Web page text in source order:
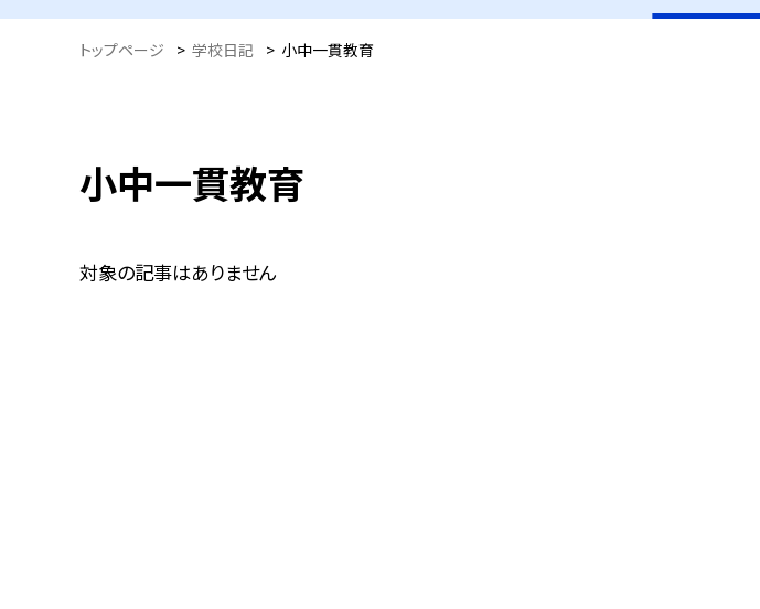
トップページ > 学校日記 > 小中一貫教育
小中一貫教育
対象の記事はありません